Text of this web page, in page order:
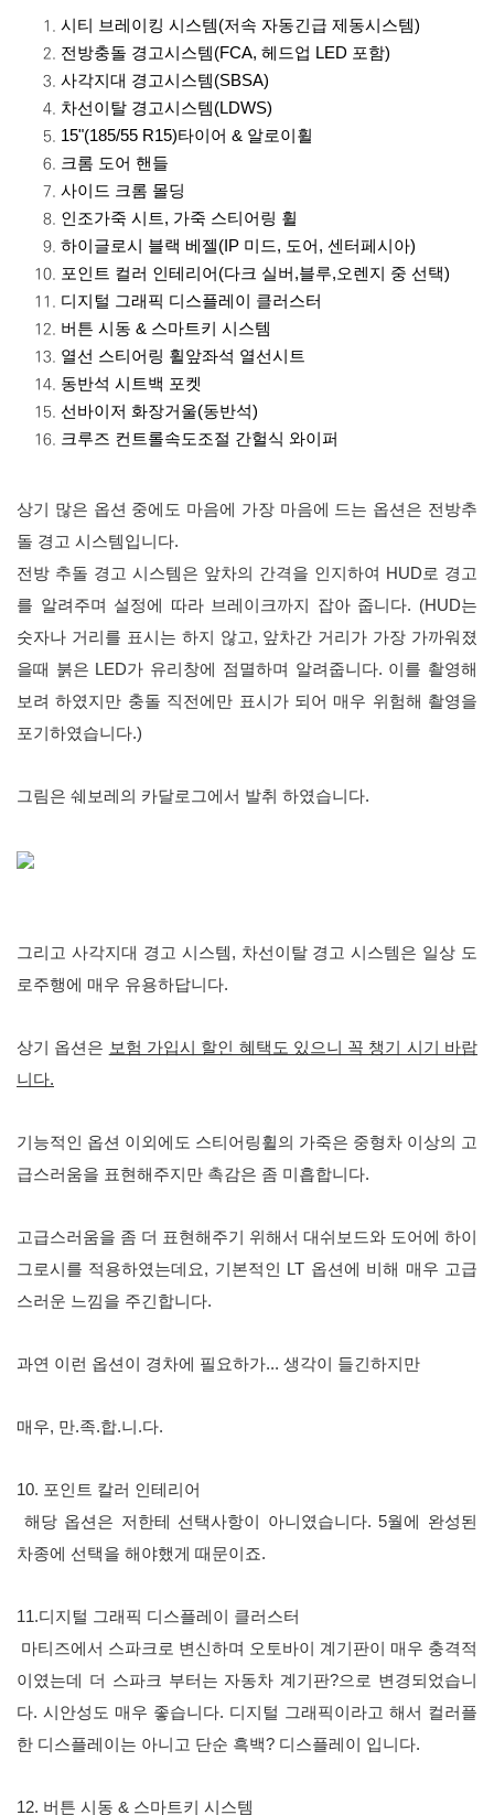
시티 브레이킹 시스템(저속 자동긴급 제동시스템)
전방충돌 경고시스템(FCA, 헤드업 LED 포함)
사각지대 경고시스템(SBSA)
차선이탈 경고시스템(LDWS)
15"(185/55 R15)타이어 & 알로이휠
크롬 도어 핸들
사이드 크롬 몰딩
인조가죽 시트, 가죽 스티어링 휠
하이글로시 블랙 베젤(IP 미드, 도어, 센터페시아)
포인트 컬러 인테리어(다크 실버,블루,오렌지 중 선택)
디지털 그래픽 디스플레이 클러스터
버튼 시동 & 스마트키 시스템
열선 스티어링 휠앞좌석 열선시트
동반석 시트백 포켓
선바이저 화장거울(동반석)
크루즈 컨트롤속도조절 간헐식 와이퍼
상기 많은 옵션 중에도 마음에 가장 마음에 드는 옵션은 전방추
돌 경고 시스템입니다.
전방 추돌 경고 시스템은 앞차의 간격을 인지하여 HUD로 경고
를 알려주며 설정에 따라 브레이크까지 잡아 줍니다. (HUD는
숫자나 거리를 표시는 하지 않고, 앞차간 거리가 가장 가까워졌
을때 붉은 LED가 유리창에 점멸하며 알려줍니다. 이를 촬영해
보려 하였지만 충돌 직전에만 표시가 되어 매우 위험해 촬영을
포기하였습니다.)
그림은 쉐보레의 카달로그에서 발취 하였습니다.
그리고 사각지대 경고 시스템, 차선이탈 경고 시스템은 일상 도
로주행에 매우 유용하답니다.
상기 옵션은 보험 가입시 할인 혜택도 있으니 꼭 챙기 시기 바랍
니다.
기능적인 옵션 이외에도 스티어링휠의 가죽은 중형차 이상의 고
급스러움을 표현해주지만 촉감은 좀 미흡합니다.
고급스러움을 좀 더 표현해주기 위해서 대쉬보드와 도어에 하이
그로시를 적용하였는데요, 기본적인 LT 옵션에 비해 매우 고급
스러운 느낌을 주긴합니다.
과연 이런 옵션이 경차에 필요하가... 생각이 들긴하지만
매우, 만.족.합.니.다.
10. 포인트 칼러 인테리어
해당 옵션은 저한테 선택사항이 아니였습니다. 5월에 완성된
차종에 선택을 해야했게 때문이죠.
11.디지털 그래픽 디스플레이 클러스터
마티즈에서 스파크로 변신하며 오토바이 계기판이 매우 충격적
이였는데 더 스파크 부터는 자동차 계기판?으로 변경되었습니
다. 시안성도 매우 좋습니다. 디지털 그래픽이라고 해서 컬러플
한 디스플레이는 아니고 단순 흑백? 디스플레이 입니다.
12. 버튼 시동 & 스마트키 시스템